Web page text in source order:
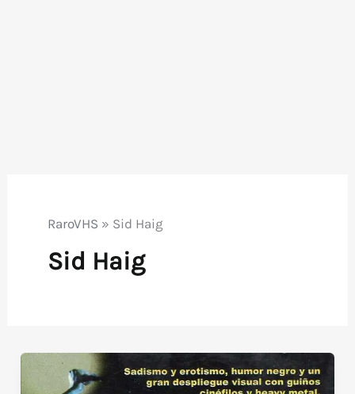
RaroVHS » Sid Haig
Sid Haig